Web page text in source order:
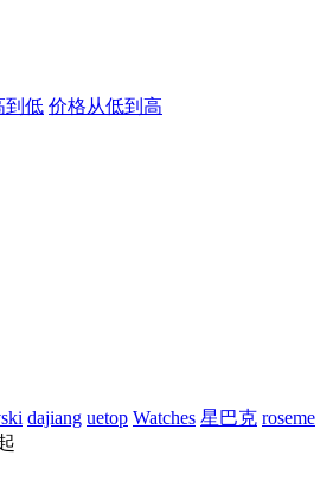
到低 价格从低到高
dajiang uetop Watches 星巴克 roseme